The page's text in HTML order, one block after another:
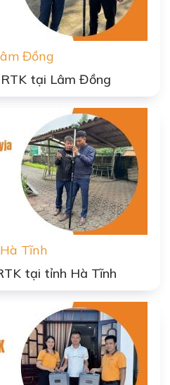
Đồng
tại Lâm Đồng
Hà Tĩnh
tại tỉnh Hà Tĩnh